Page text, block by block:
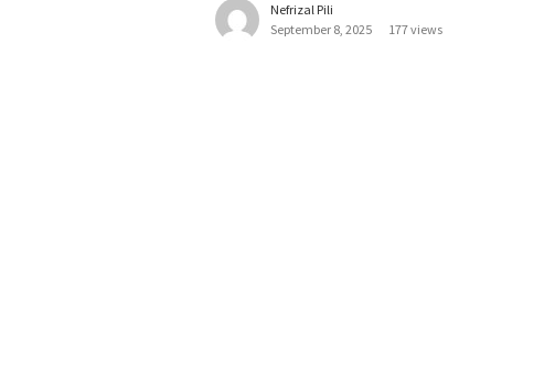
Nefrizal Pili
September 8, 2025
177 views